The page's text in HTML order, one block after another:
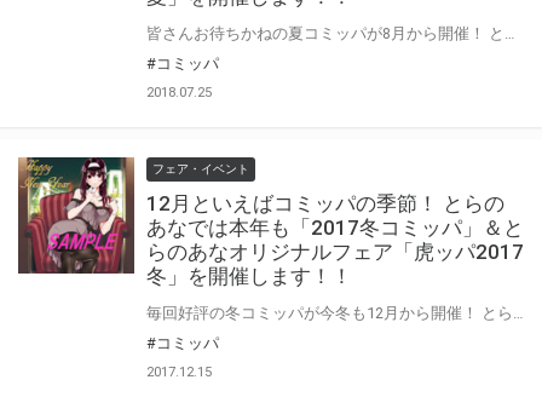
#コミッパ
2018.07.25
フェア・イベント
12月といえばコミッパの季節！ とらの
あなでは本年も「2017冬コミッパ」＆と
らのあなオリジナルフェア「虎ッパ2017
冬」を開催します！！
#コミッパ
2017.12.15